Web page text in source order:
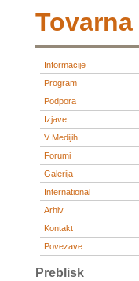
Tovarna
Informacije
Program
Podpora
Izjave
V Medijih
Forumi
Galerija
International
Arhiv
Kontakt
Povezave
Preblisk